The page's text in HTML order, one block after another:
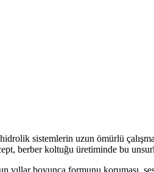
sistemlerin uzun ömürlü
berber koltuğu üretiminde bu